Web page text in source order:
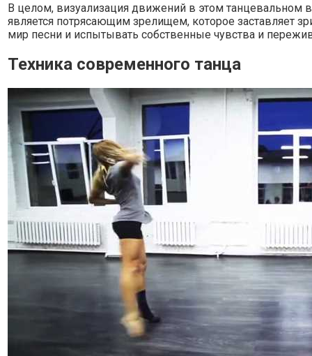
В целом, визуализация движений в этом танцевальном
является потрясающим зрелищем, которое заставляет
мир песни и испытывать собственные чувства и
Техника современного танца